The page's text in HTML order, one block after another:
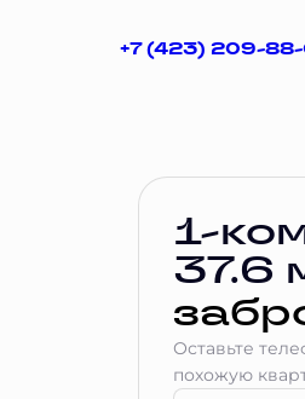
+7 (423) 209-
1-
37.6
Оставьте
похожую